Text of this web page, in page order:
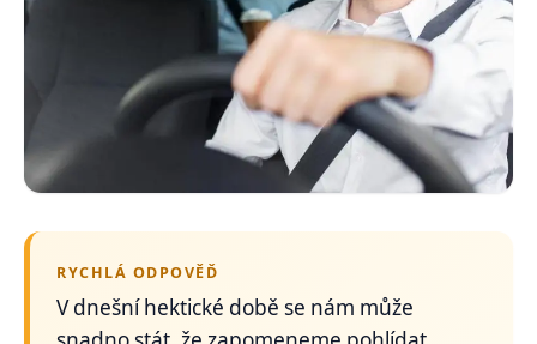
RYCHLÁ ODPOVĚĎ
V dnešní hektické době se nám může